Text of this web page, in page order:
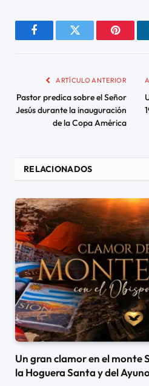
FacebookTwitter
ARTÍCULO ANTERIOR
Pastor predica sobre el Señor
Jesús durante la inauguración
de la Copa América
RELACIONADOS
Un gran clamor en el monte
la Hoguera Santa y del